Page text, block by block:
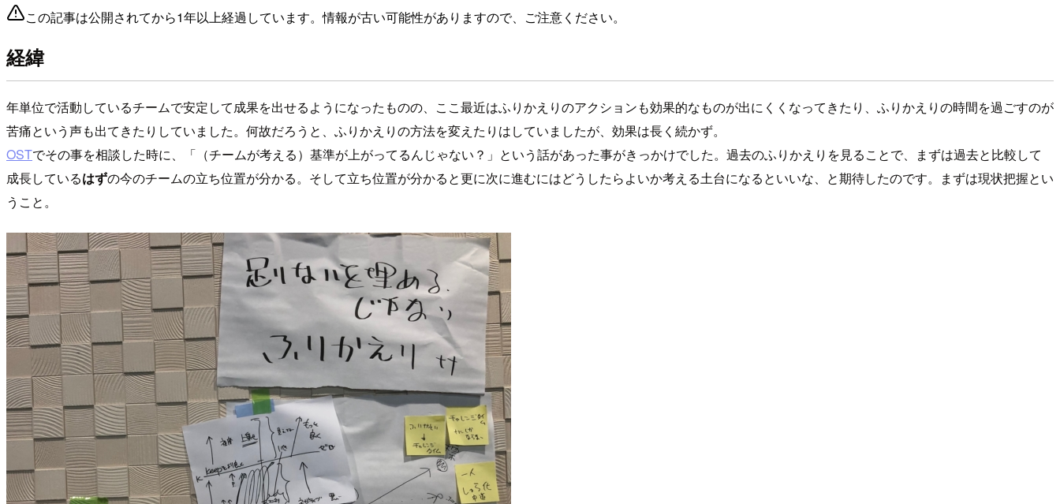
この記事は公開されてから1年以上経過しています。情報が古い可能性がありますので、ご注意ください。
経緯
年単位で活動しているチームで安定して成果を出せるようになったものの、ここ最近はふりかえりのアクションも効果的なものが出にくくなってきたり、ふりかえりの時間を過ごすのが
苦痛という声も出てきたりしていました。何故だろうと、ふりかえりの方法を変えたりはしていましたが、効果は長く続かず。
OSTでその事を相談した時に、「（チームが考える）基準が上がってるんじゃない？」という話があった事がきっかけでした。過去のふりかえりを見ることで、まずは過去と比較して
成長しているはずの今のチームの立ち位置が分かる。そして立ち位置が分かると更に次に進むにはどうしたらよいか考える土台になるといいな、と期待したのです。まずは現状把握とい
うこと。